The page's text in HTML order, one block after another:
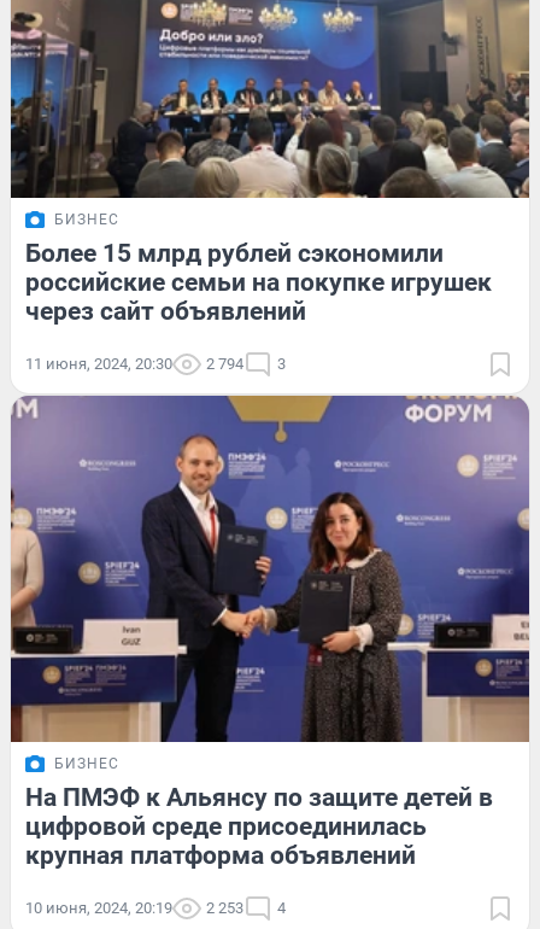
БИЗНЕС
Более 15 млрд рублей сэкономили
российские семьи на покупке игрушек
через сайт объявлений
11 июня, 2024, 20:30 2 794 3
БИЗНЕС
На ПМЭФ к Альянсу по защите детей в
цифровой среде присоединилась
крупная платформа объявлений
10 июня, 2024, 20:19 2 253 4